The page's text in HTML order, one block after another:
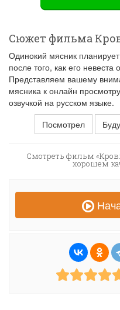
Сюжет фильма
Одинокий мясник
после того, как его
Представляем вашему
мясника к онлайн
озвучкой на русском языке.
Посмотрел
Смотреть фильм
хорошем